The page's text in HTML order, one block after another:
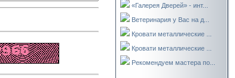
«Галерея Дверей» - инт...
Ветеринария у Вас на д...
Кровати металлические ...
Кровати металлические ...
Рекомендуем мастера по...